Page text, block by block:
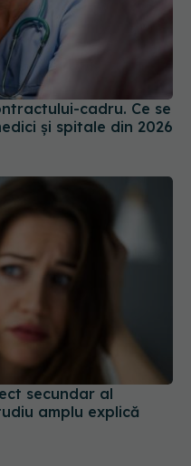
cadru. Ce se
și spitale din 2026
secundar al
amplu explică